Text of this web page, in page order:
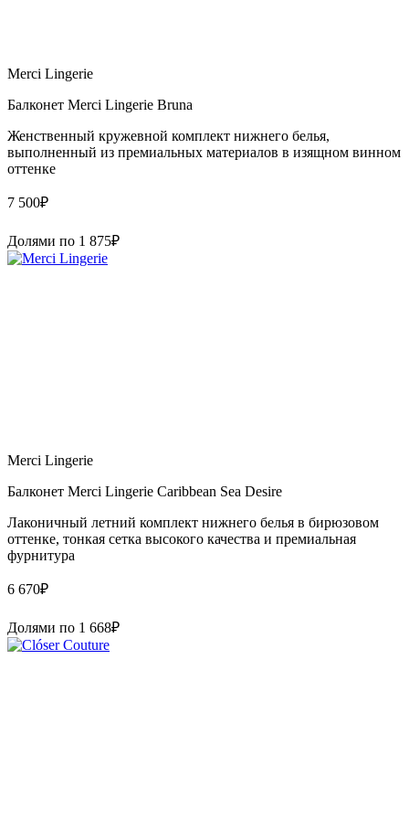
Merci Lingerie
Балконет Merci Lingerie Bruna
Женственный кружевной комплект нижнего белья,
выполненный из премиальных материалов в изящном винном
оттенке
7 500₽
Долями по 1 875₽
Merci Lingerie
Балконет Merci Lingerie Caribbean Sea Desire
Лаконичный летний комплект нижнего белья в бирюзовом
оттенке, тонкая сетка высокого качества и премиальная
фурнитура
6 670₽
Долями по 1 668₽